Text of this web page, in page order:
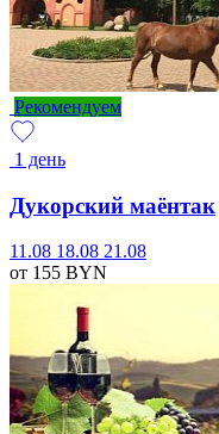
Рекомендуем
1 день
Дукорский маёнтак
11.08 18.08 21.08
от 155 BYN